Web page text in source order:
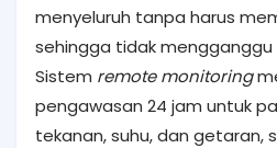
menyeluruh tanpa harus
sehingga tidak mengganggu
Sistem remote monitoring
pengawasan 24 jam untuk
tekanan, suhu, dan getaran,